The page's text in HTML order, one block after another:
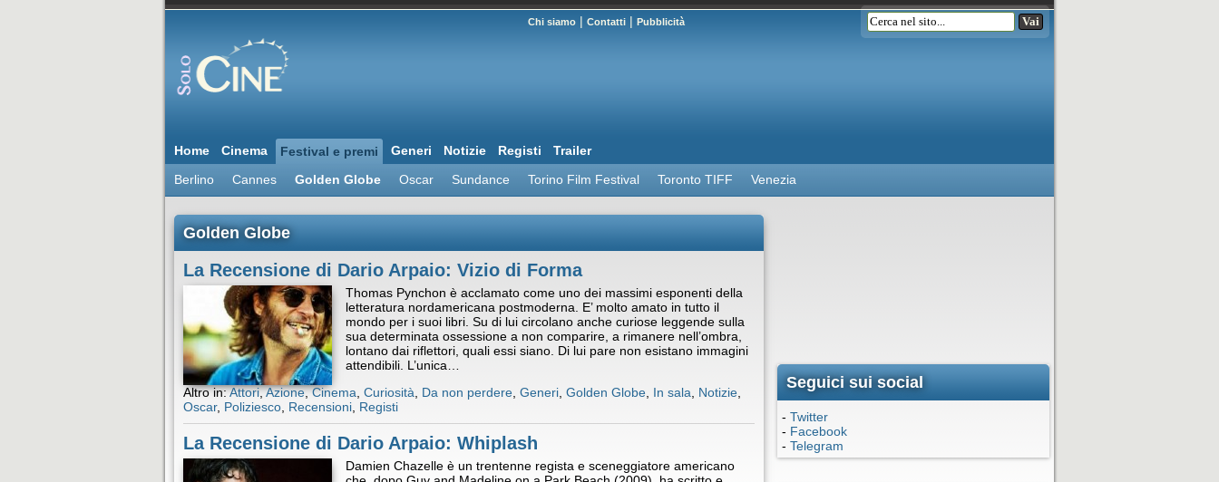
Chi siamo | Contatti | Pubblicità
Home Cinema Festival e premi Generi Notizie Registi
Trailer
Berlino
Cannes Golden Globe Oscar Sundance Torino Film Festival Toronto TIFF Venezia
Golden Globe
La Recensione di Dario Arpaio: Vizio di Forma
Thomas Pynchon è acclamato come uno dei massimi esponenti della
letteratura nordamericana postmoderna. E’ molto amato in tutto il
mondo per i suoi libri. Su di lui circolano anche curiose leggende sulla
sua determinata ossessione a non comparire, a rimanere nell’ombra,
lontano dai riflettori, quali essi siano. Di lui pare non esistano immagini
attendibili. L’unica…
Altro in:Attori,Azione,Cinema Curiosità Da non perdere Generi Golden Globe In sala Notizie
Oscar, Poliziesco Recensioni Registi
La Recensione di Dario Arpaio: Whiplash
Damien Chazelle è un trentenne regista e sceneggiatore americano
Seguici sui social
- Twitter
- Facebook
- Telegram